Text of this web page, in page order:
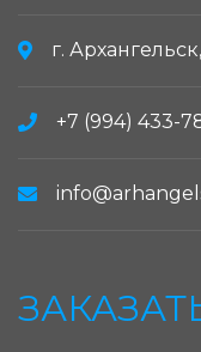
г.
+7 (994) 433-